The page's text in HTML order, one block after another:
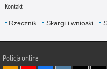
Kontakt
Rzecznik Skargi i wnioski
Policjaonline